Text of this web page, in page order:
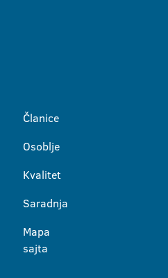
Članice
Osoblje
Kvalitet
Saradnja
Mapa
sajta